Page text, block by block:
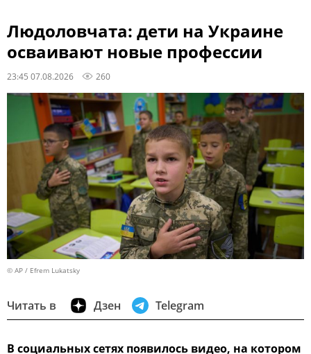
Людоловчата: дети на Украине
осваивают новые профессии
23:45 07.08.2026 260
© AP / Efrem Lukatsky
Читать в Дзен Telegram
В социальных сетях появилось видео, на котором